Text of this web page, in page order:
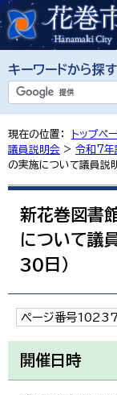
キーワードから探す
現在の位置： トップペ
議員説明会 > 令和7年
の実施について議員説
新花巻図書
について議
30日）
ページ番号
開催日時